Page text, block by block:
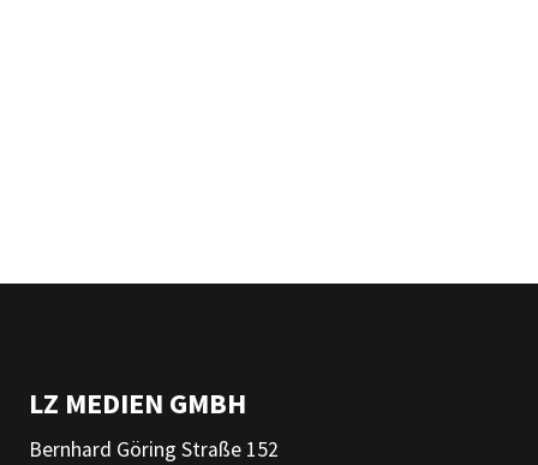
LZ MEDIEN GMBH
Bernhard Göring Straße 152